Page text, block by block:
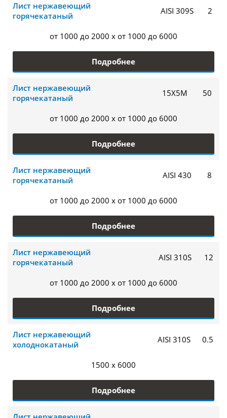
Лист нержавеющий
горячекатаный
AISI 309S 2
от 1000 до 2000 x от 1000 до 6000
Подробнее
Лист нержавеющий
горячекатаный
15Х5М 50
от 1000 до 2000 x от 1000 до 6000
Подробнее
Лист нержавеющий
горячекатаный
AISI 430 8
от 1000 до 2000 x от 1000 до 6000
Подробнее
Лист нержавеющий
горячекатаный
AISI 310S 12
от 1000 до 2000 x от 1000 до 6000
Подробнее
Лист нержавеющий
холоднокатаный
AISI 310S 0.5
1500 x 6000
Подробнее